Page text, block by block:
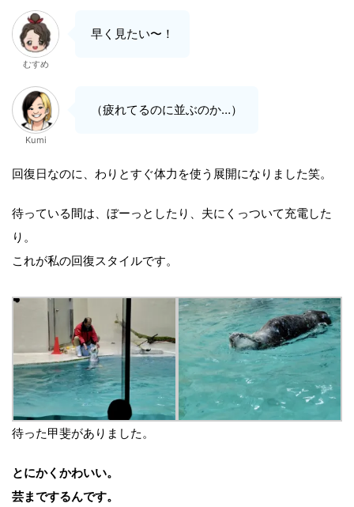
むすめ
早く見たい〜！
Kumi
（疲れてるのに並ぶのか…）
回復日なのに、わりとすぐ体力を使う展開になりました笑。
待っている間は、ぼーっとしたり、夫にくっついて充電した
り。
これが私の回復スタイルです。
待った甲斐がありました。
とにかくかわいい。
芸までするんです。